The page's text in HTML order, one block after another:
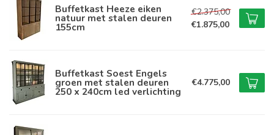
Buffetkast Heeze eiken
natuur met stalen deuren
155cm
€2.375,00
€1.875,00
Buffetkast Soest Engels
groen met stalen deuren
250 x 240cm led verlichting
€4.775,00